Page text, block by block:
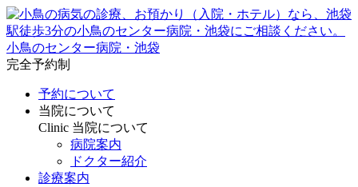
小鳥のセンター病院・池袋
完全予約制
予約について
当院について
Clinic 当院について
病院案内
ドクター紹介
診療案内